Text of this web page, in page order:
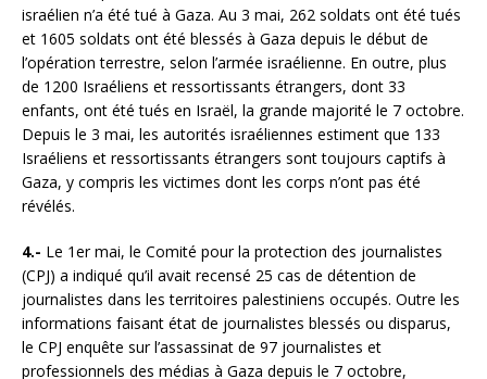
israélien n’a été tué à Gaza. Au 3 mai, 262 soldats ont été tués
et 1605 soldats ont été blessés à Gaza depuis le début de
l’opération terrestre, selon l’armée israélienne. En outre, plus
de 1200 Israéliens et ressortissants étrangers, dont 33
enfants, ont été tués en Israël, la grande majorité le 7 octobre.
Depuis le 3 mai, les autorités israéliennes estiment que 133
Israéliens et ressortissants étrangers sont toujours captifs à
Gaza, y compris les victimes dont les corps n’ont pas été
révélés.
4.- Le 1er mai, le Comité pour la protection des journalistes
(CPJ) a indiqué qu’il avait recensé 25 cas de détention de
journalistes dans les territoires palestiniens occupés. Outre les
informations faisant état de journalistes blessés ou disparus,
le CPJ enquête sur l’assassinat de 97 journalistes et
professionnels des médias à Gaza depuis le 7 octobre,